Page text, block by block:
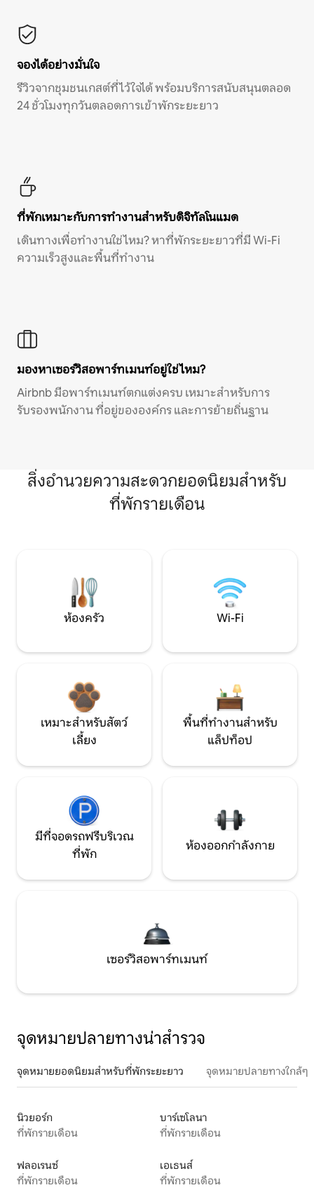
จองได้อย่างมั่นใจ
รีวิวจากชุมชนเกสต์ที่ไว้ใจได้ พร้อมบริการสนับสนุนตลอด
24 ชั่วโมงทุกวันตลอดการเข้าพักระยะยาว
ที่พักเหมาะกับการทำงานสำหรับดิจิทัลโนแมด
เดินทางเพื่อทำงานใช่ไหม? หาที่พักระยะยาวที่มี Wi-Fi
ความเร็วสูงและพื้นที่ทำงาน
มองหาเซอร์วิสอพาร์ทเมนท์อยู่ใช่ไหม?
Airbnb มีอพาร์ทเมนท์ตกแต่งครบ เหมาะสำหรับการ
รับรองพนักงาน ที่อยู่ขององค์กร และการย้ายถิ่นฐาน
สิ่งอำนวยความสะดวกยอดนิยมสำหรับ
ที่พักรายเดือน
ห้องครัว Wi-Fi
เหมาะสำหรับสัตว์
เลี้ยง
พื้นที่ทำงานสำหรับ
แล็ปท็อป
มีที่จอดรถฟรีบริเวณ
ที่พัก
ห้องออกกำลังกาย
เซอร์วิสอพาร์ทเมนท์
จุดหมายปลายทางน่าสำรวจ
จุดหมายยอดนิยมสำหรับที่พักระยะยาว จุดหมายปลายทางใกล้ๆ
นิวยอร์ก
ที่พักรายเดือน
บาร์เซโลนา
ที่พักรายเดือน
ฟลอเรนซ์
ที่พักรายเดือน
เอเธนส์
ที่พักรายเดือน